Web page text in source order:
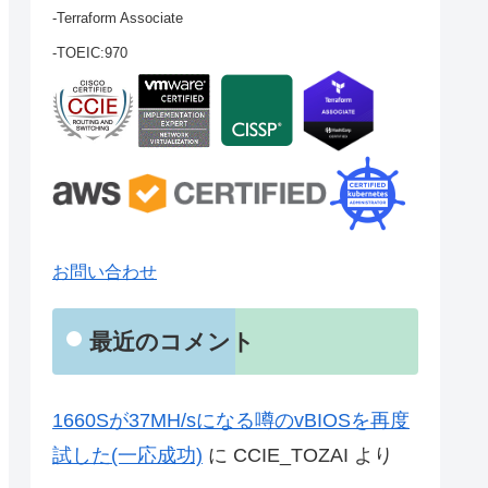
-Terraform Associate
-TOEIC:970
お問い合わせ
最近のコメント
1660Sが37MH/sになる噂のvBIOSを再度
試した(一応成功) に CCIE_TOZAI より